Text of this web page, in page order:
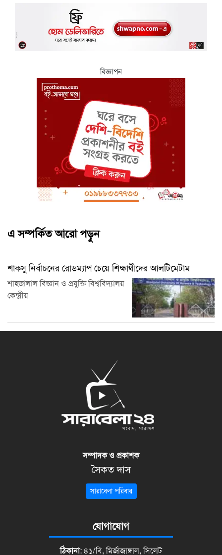
বিজ্ঞাপন
এ সম্পর্কিত আরো পড়ুন
শাকসু নির্বাচনের রোডম্যাপ চেয়ে শিক্ষার্থীদের আলটিমেটাম
শাহজালাল বিজ্ঞান ও প্রযুক্তি বিশ্ববিদ্যালয়
কেন্দ্রীয়
সম্পাদক ও প্রকাশক
সৈকত দাস
সারাবেলা পরিবার
যোগাযোগ
ঠিকানা: ৪১/বি, মির্জাজাঙ্গাল, সিলেট